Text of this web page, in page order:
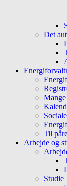
Det
Mange
Til
Arbejde og
Studie